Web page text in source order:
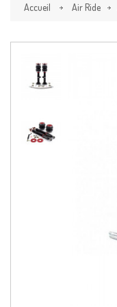
Accueil Air Ride